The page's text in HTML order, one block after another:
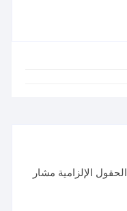
الحقول الإلزامية مشار